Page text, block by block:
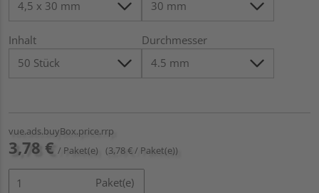
Inhalt Durchmesser
vue.ads.buyBox.price.rrp
3,78 € / Paket(e) (3,78 € / Paket(e))
Paket(e)